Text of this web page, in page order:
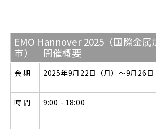
EMO Hannover 2025（国際金属
市） 開催概要
会 期 2025年9月22日（月）～9月26日
時 間 9:00 - 18:00